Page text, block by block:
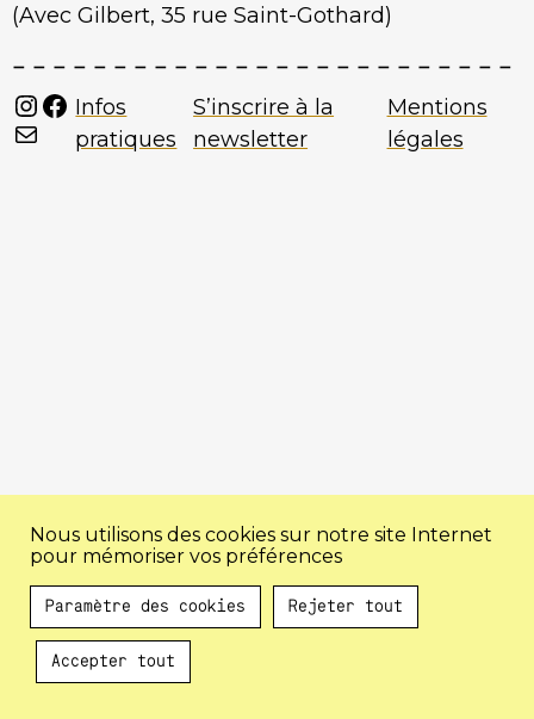
(Avec Gilbert, 35 rue Saint-Gothard)
Instagram
Facebook
Mail
Infos
pratiques
S’inscrire à la
newsletter
Mentions
légales
Au programme !
Nous utilisons des cookies sur notre site Internet
pour mémoriser vos préférences
Paramètre des cookies Rejeter tout
Accepter tout